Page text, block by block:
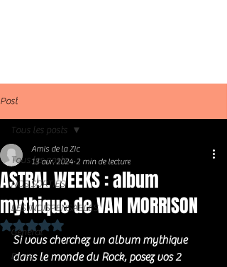
Post
Tous les posts
NOS SORTIES
LES INDISPENSABLES
Général
Blues
Tous les posts
ASTRAL WEEKS : album
mythique de VAN MORRISON
Amis de la Zic
13 avr. 2024 2 min de lecture
Noté NaN étoiles sur 5.
Si vous cherchez un album mythique
dans le monde du Rock, posez vos 2